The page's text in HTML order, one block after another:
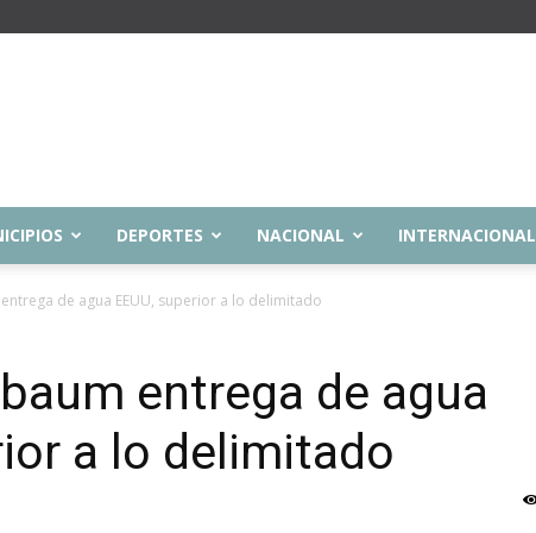
DEPORTES NACIONAL INTERNACIONAL
de agua EEUU, superior a lo delimitado
entrega de agua
a lo delimitado